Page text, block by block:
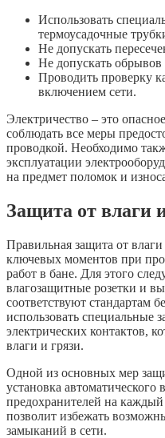
Использовать
термоусадочные
Не допускать
Не допускать
Проводить проверку
включением сети.
Электричество – это
соблюдать все меры
проводкой. Необходимо
эксплуатации
на предмет поломок и
Защита от влаги
Правильная защита от
ключевых моментов при
работ в бане. Для этого
влагозащитные розетки и
соответствуют стандартам
использовать специальные
электрических контактов,
влаги и грязи.
Одной из основных мер
установка автоматического
предохранителей на
позволит избежать
замыканий в сети.